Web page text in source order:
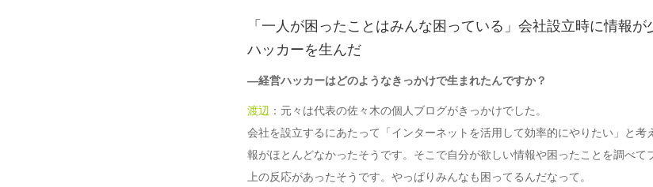
「一人が困ったことはみんな困っている」会社設立時に情報
ハッカーを生んだ
―経営ハッカーはどのようなきっかけで生まれたんですか？
渡辺 ：元々は代表の佐々木の個人ブログがきっかけでした。
会社を設立するにあたって「インターネットを活用して効率的にやりたい」と考
報がほとんどなかったそうです。そこで自分が欲しい情報や困ったことを調べて
上の反応があったそうです。やっぱりみんなも困ってるんだなって。